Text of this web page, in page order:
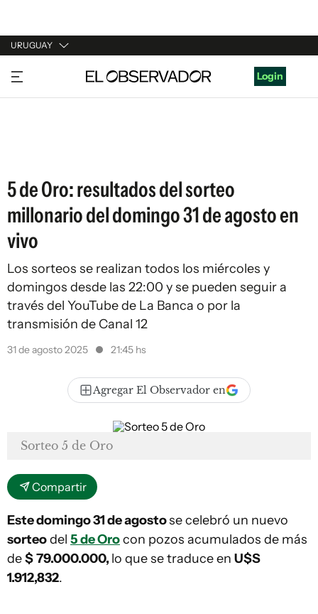
URUGUAY
URUGUAY
ARGENTINA
Login
5 de Oro: resultados del sorteo
millonario del domingo 31 de agosto en
vivo
Los sorteos se realizan todos los miércoles y
domingos desde las 22:00 y se pueden seguir a
través del YouTube de La Banca o por la
transmisión de Canal 12
31 de agosto 2025 21:45 hs
Agregar El Observador en
Sorteo 5 de Oro
Compartir
Este domingo 31 de agostose celebró un nuevo
sorteodel 5 de Orocon pozos acumulados de más
de$79.000.000, lo que se traduce en U$S
1.912,832.